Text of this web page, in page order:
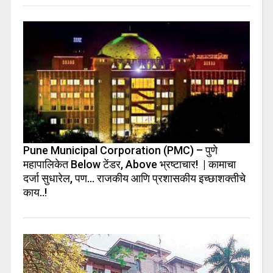
Pune Municipal Corporation (PMC) – पुणे
महापालिकेत Below टेंडर, Above भ्रष्टाचार! | कामाचा
दर्जा सुधारेल, पण… राजकीय आणि प्रशासकीय इच्छाशक्तीचे
काय..!